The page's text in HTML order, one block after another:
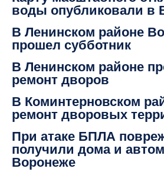
воды опубликовали в
В Ленинском районе
прошел субботник
В Ленинском районе
ремонт дворов
В Коминтерновском
ремонт дворовых
При атаке БПЛА
получили дома и
Воронеже